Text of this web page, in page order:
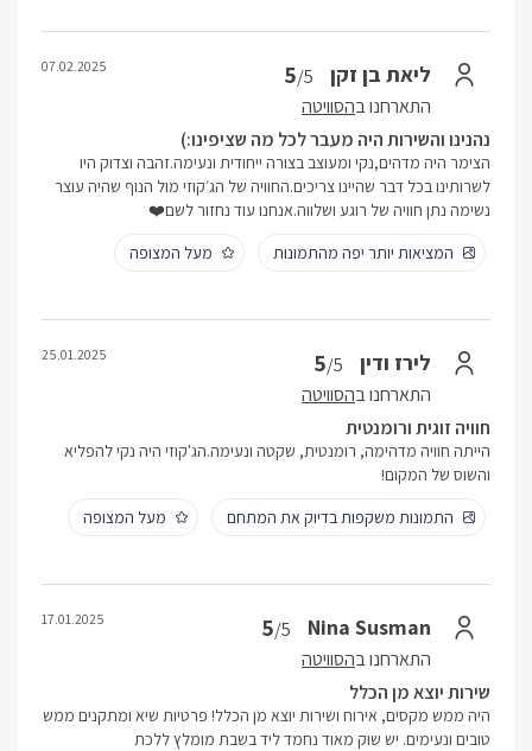
ליאת בן זקן 5/5
התארחנו בהסוויטה
07.02.2025
נהנינו והשירות היה מעבר לכל מה שציפינו:)
הצימר היה מדהים,נקי ומעוצב בצורה ייחודית ונעימה.זהבה וצדוק היו
לשרותינו בכל דבר שהיינו צריכים.החוויה של הג׳קוזי מול הנוף שהיה עוצר
נשימה נתן חוויה של רוגע ושלווה.אנחנו עוד נחזור לשם❤️
המציאות יותר יפה מהתמונות
מעל המצופה
לירז ודין 5/5
התארחנו בהסוויטה
25.01.2025
חוויה זוגית ורומנטית
הייתה חוויה מדהימה, רומנטית, שקטה ונעימה.הג'קוזי היה נקי להפליא
והשוס של המקום!
התמונות משקפות בדיוק את המתחם
מעל המצופה
Nina Susman
5/5
התארחנו בהסוויטה
17.01.2025
שירות יוצא מן הכלל
היה ממש מקסים, אירוח ושירות יוצא מן הכלל! פרטיות שיא ומתקנים ממש
טובים ונעימים. יש שוק מאוד נחמד ליד בשבת מומלץ ללכת